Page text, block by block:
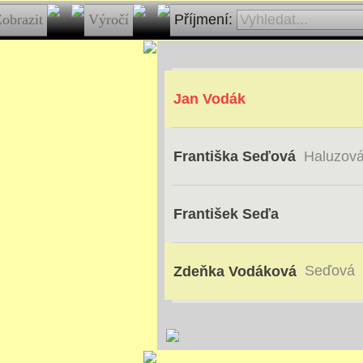
Výročí Příjmení:
Jan Vodák
Františka Seďová
František Seďa
Zdeňka Vodáková Seďová